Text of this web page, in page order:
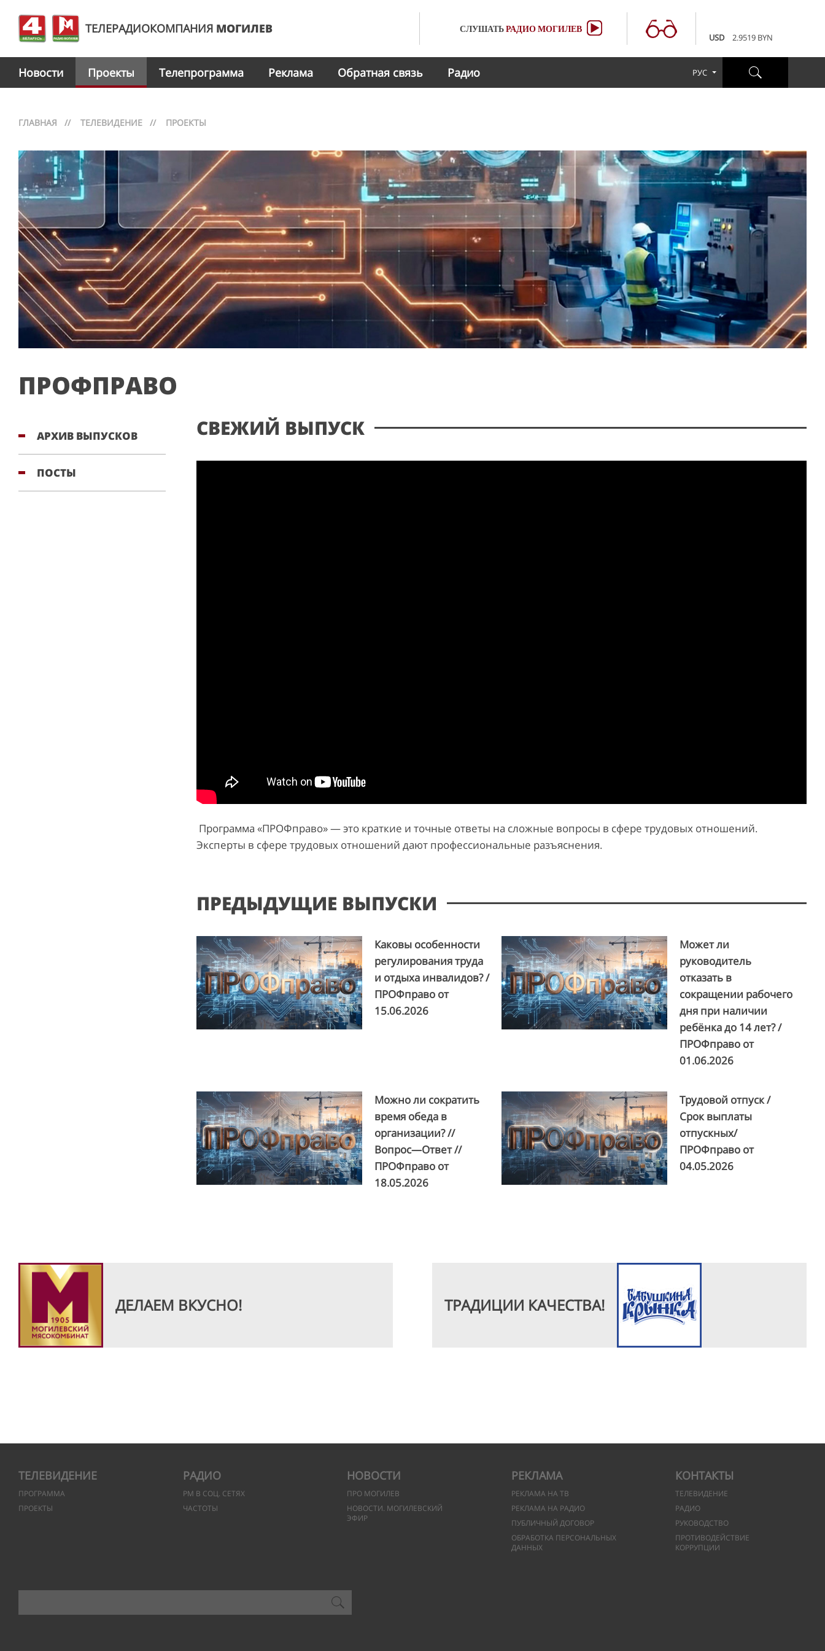
ТЕЛЕРАДИОКОМПАНИЯ МОГИЛЕВ СЛУШАТЬРАДИОМОГИЛЕВ
USD
2.9519 BYN
3.4231 BYN
2.9519 BYN
Новости Проекты Телепрограмма Реклама Обратная связь Радио РУС
ГЛАВНАЯ // ТЕЛЕВИДЕНИЕ // ПРОЕКТЫ
ПРОФПРАВО
АРХИВ ВЫПУСКОВ
ПОСТЫ
СВЕЖИЙ ВЫПУСК
Программа «ПРОФправо» — это краткие и точные ответы на сложные вопросы в сфере трудовых отношений.
Эксперты в сфере трудовых отношений дают профессиональные разъяснения.
ПРЕДЫДУЩИЕ ВЫПУСКИ
Каковы особенности
регулирования труда
и отдыха инвалидов? /
ПРОФправо от
15.06.2026
Может ли
руководитель
отказать в
сокращении рабочего
дня при наличии
ребёнка до 14 лет? /
ПРОФправо от
01.06.2026
Можно ли сократить
время обеда в
организации? //
Вопрос—Ответ //
ПРОФправо от
18.05.2026
Трудовой отпуск /
Срок выплаты
отпускных/
ПРОФправо от
04.05.2026
ДЕЛАЕМ ВКУСНО! ТРАДИЦИИ КАЧЕСТВА!
ТЕЛЕВИДЕНИЕ
ПРОГРАММА
ПРОЕКТЫ
РАДИО
РМ В СОЦ. СЕТЯХ
ЧАСТОТЫ
НОВОСТИ
ПРО МОГИЛЕВ
НОВОСТИ. МОГИЛЕВСКИЙ
ЭФИР
РЕКЛАМА
РЕКЛАМА НА ТВ
РЕКЛАМА НА РАДИО
ПУБЛИЧНЫЙ ДОГОВОР
ОБРАБОТКА ПЕРСОНАЛЬНЫХ
ДАННЫХ
КОНТАКТЫ
ТЕЛЕВИДЕНИЕ
РАДИО
РУКОВОДСТВО
ПРОТИВОДЕЙСТВИЕ
КОРРУПЦИИ